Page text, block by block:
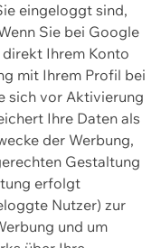
eingeloggt sind,
Sie bei Google
Ihrem Konto
mit Ihrem Profil bei
sich vor Aktivierung
Ihre Daten als
der Werbung,
Gestaltung
erfolgt
Nutzer) zur
und um